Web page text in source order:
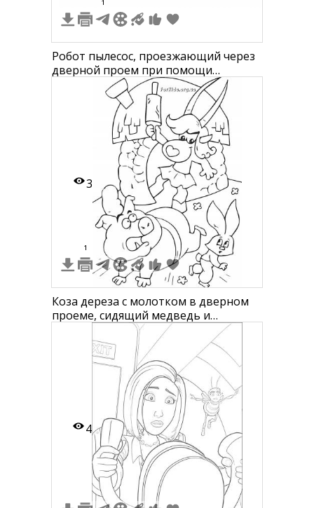
1
Робот пылесос, проезжающий через
дверной проем при помощи
направляющего маяка
3
1
Коза дереза с молотком в дверном
проеме, сидящий медведь и
убегающий зайчонок
4